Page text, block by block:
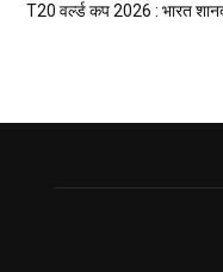
T20 वर्ल्ड कप 2026 : भारत